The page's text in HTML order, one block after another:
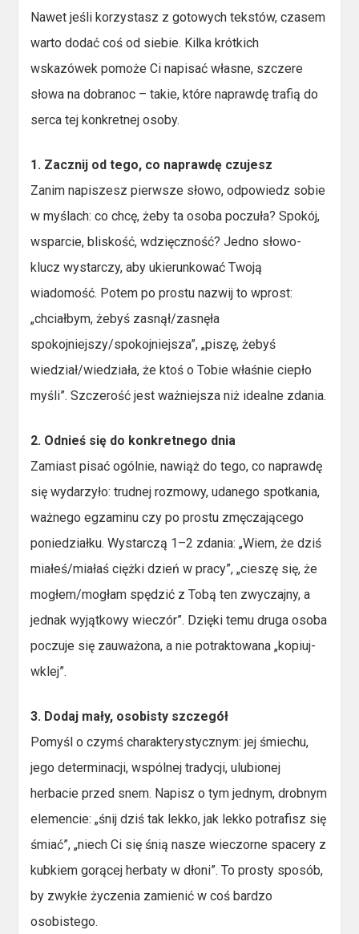
Nawet jeśli korzystasz z gotowych tekstów, czasem
warto dodać coś od siebie. Kilka krótkich
wskazówek pomoże Ci napisać własne, szczere
słowa na dobranoc – takie, które naprawdę trafią do
serca tej konkretnej osoby.
1. Zacznij od tego, co naprawdę czujesz
Zanim napiszesz pierwsze słowo, odpowiedz sobie
w myślach: co chcę, żeby ta osoba poczuła? Spokój,
wsparcie, bliskość, wdzięczność? Jedno słowo-
klucz wystarczy, aby ukierunkować Twoją
wiadomość. Potem po prostu nazwij to wprost:
„chciałbym, żebyś zasnął/zasnęła
spokojniejszy/spokojniejsza”, „piszę, żebyś
wiedział/wiedziała, że ktoś o Tobie właśnie ciepło
myśli”. Szczerość jest ważniejsza niż idealne zdania.
2. Odnieś się do konkretnego dnia
Zamiast pisać ogólnie, nawiąż do tego, co naprawdę
się wydarzyło: trudnej rozmowy, udanego spotkania,
ważnego egzaminu czy po prostu zmęczającego
poniedziałku. Wystarczą 1–2 zdania: „Wiem, że dziś
miałeś/miałaś ciężki dzień w pracy”, „cieszę się, że
mogłem/mogłam spędzić z Tobą ten zwyczajny, a
jednak wyjątkowy wieczór”. Dzięki temu druga osoba
poczuje się zauważona, a nie potraktowana „kopiuj-
wklej”.
3. Dodaj mały, osobisty szczegół
Pomyśl o czymś charakterystycznym: jej śmiechu,
jego determinacji, wspólnej tradycji, ulubionej
herbacie przed snem. Napisz o tym jednym, drobnym
elemencie: „śnij dziś tak lekko, jak lekko potrafisz się
śmiać”, „niech Ci się śnią nasze wieczorne spacery z
kubkiem gorącej herbaty w dłoni”. To prosty sposób,
by zwykłe życzenia zamienić w coś bardzo
osobistego.